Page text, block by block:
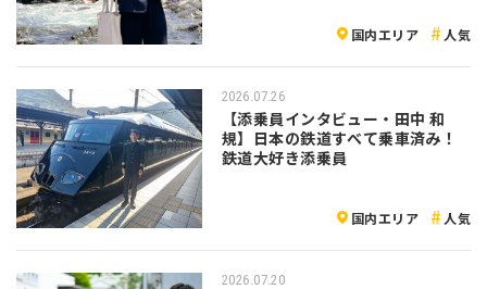
国内エリア 人気
2026.07.26
【添乗員インタビュー・田中 和
規】日本の鉄道すべて乗車済み！
鉄道大好き添乗員
国内エリア 人気
2026.07.20